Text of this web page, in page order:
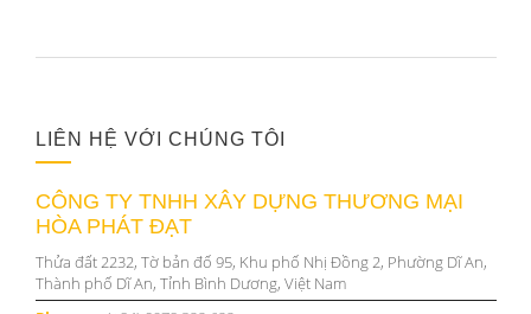
LIÊN HỆ VỚI CHÚNG TÔI
CÔNG TY TNHH XÂY DỰNG THƯƠNG MẠI
HÒA PHÁT ĐẠT
Thửa đất 2232, Tờ bản đố 95, Khu phố Nhị Đồng 2, Phường Dĩ An,
Thành phố Dĩ An, Tỉnh Bình Dương, Việt Nam